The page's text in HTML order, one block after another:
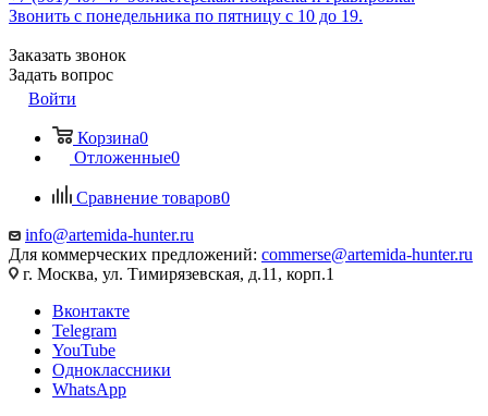
Звонить с понедельника по пятницу с 10 до 19.
Заказать звонок
Задать вопрос
Войти
Корзина0
Отложенные0
Сравнение товаров0
info@artemida-hunter.ru
Для коммерческих предложений: commerse@artemida-hunter.ru
г. Москва, ул. Тимирязевская, д.11, корп.1
Вконтакте
Telegram
YouTube
Одноклассники
WhatsApp